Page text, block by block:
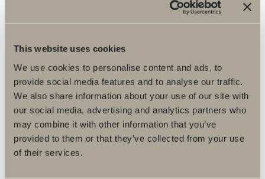
This website uses cookies
We use cookies to personalise content and ads, to
provide social media features and to analyse our traffic.
We also share information about your use of our site with
our social media, advertising and analytics partners who
may combine it with other information that you’ve
provided to them or that they’ve collected from your use
of their services.
Produktbeskrivelse
Vedlikeholdsråd
Monteringsanvisninger
DWG-filer